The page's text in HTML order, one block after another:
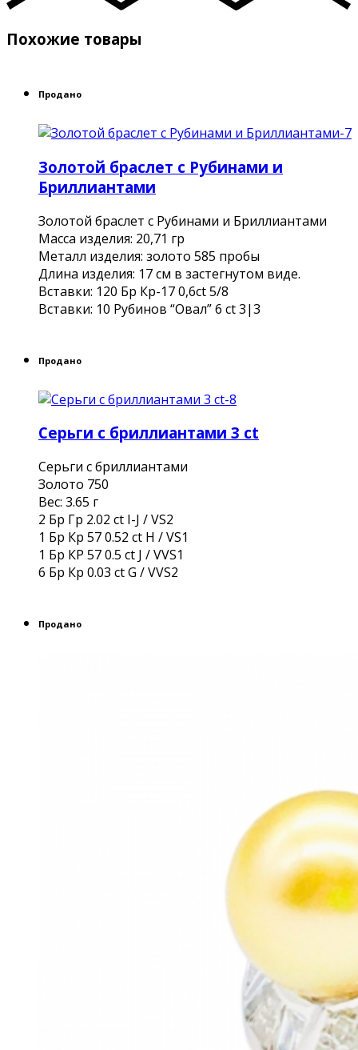
Похожие товары
Продано
Золотой браслет с Рубинами и
Бриллиантами
Золотой браслет с Рубинами и Бриллиантами
Масса изделия: 20,71 гр
Металл изделия: золото 585 пробы
Длина изделия: 17 см в застегнутом виде.
Вставки: 120 Бр Кр-17 0,6ct 5/8
Вставки: 10 Рубинов “Овал” 6 ct 3|3
Продано
Серьги с бриллиантами 3 ct
Серьги с бриллиантами
Золото 750
Вес: 3.65 г
2 Бр Гр 2.02 ct I-J / VS2
1 Бр Кр 57 0.52 ct H / VS1
1 Бр КР 57 0.5 ct J / VVS1
6 Бр Кр 0.03 ct G / VVS2
Продано